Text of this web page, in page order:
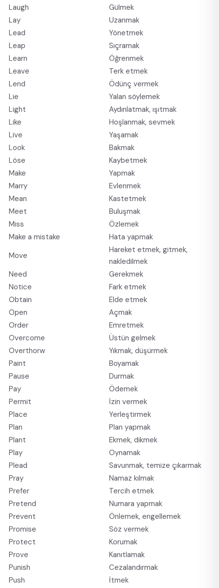
Laugh
Gülmek
Lay
Uzanmak
Lead
Yönetmek
Leap
Sıçramak
Learn
Öğrenmek
Leave
Terk etmek
Lend
Ödünç vermek
Lie
Yalan söylemek
Light
Aydınlatmak, ışıtmak
Like
Hoşlanmak, sevmek
Live
Yaşamak
Look
Bakmak
Löse
Kaybetmek
Make
Yapmak
Marry
Evlenmek
Mean
Kastetmek
Meet
Buluşmak
Miss
Özlemek
Make a mistake
Hata yapmak
Move
Hareket etmek, gitmek,
nakledilmek
Need
Gerekmek
Notice
Fark etmek
Obtain
Elde etmek
Open
Açmak
Order
Emretmek
Overcome
Üstün gelmek
Overthorw
Yıkmak, düşürmek
Paint
Boyamak
Pause
Durmak
Pay
Ödemek
Permit
İzin vermek
Place
Yerleştirmek
Plan
Plan yapmak
Plant
Ekmek, dikmek
Play
Oynamak
Plead
Savunmak, temize çıkarmak
Pray
Namaz kılmak
Prefer
Tercih etmek
Pretend
Numara yapmak
Prevent
Önlemek, engellemek
Promise
Söz vermek
Protect
Korumak
Prove
Kanıtlamak
Punish
Cezalandırmak
Push
İtmek